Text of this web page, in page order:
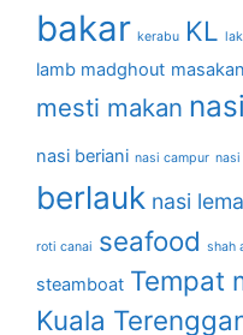
bakar kerabu KL
lamb madghout
mesti makan
nasi beriani nasi campur
berlauk nasi
roti canai seafood shah
steamboat Tempat
Kuala